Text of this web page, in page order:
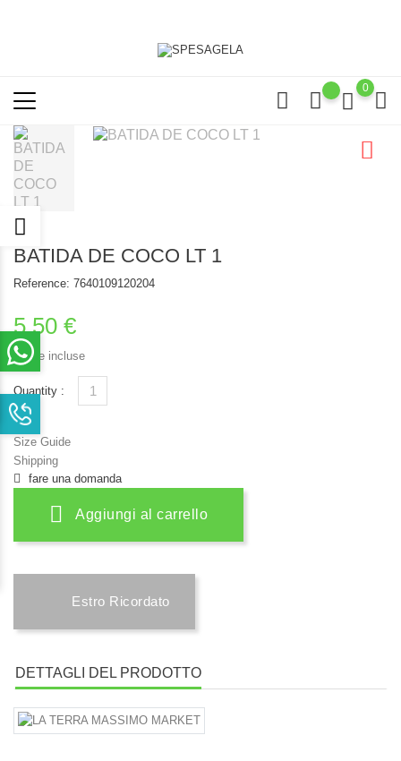
0
BATIDA DE COCO LT 1
Reference: 7640109120204
5,50 €
Tasse incluse
Quantity :
Size Guide
Shipping
fare una domanda
Aggiungi al carrello
Estro Ricordato
DETTAGLI DEL PRODOTTO